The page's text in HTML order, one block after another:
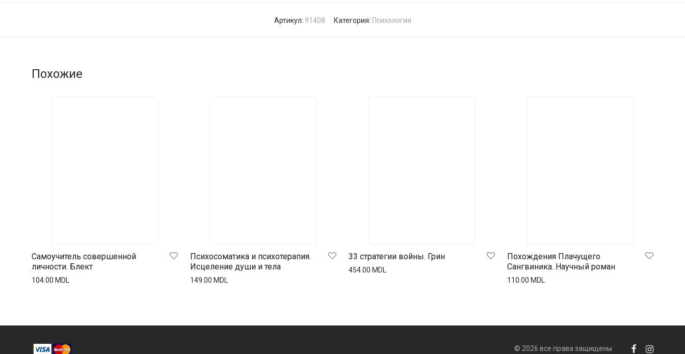
Артикул: 91408 Категория: Психология
Похожие
Самоучитель совершенной
личности. Блект
104.00 MDL
Психосоматика и психотерапия.
Исцеление души и тела
149.00 MDL
33 стратегии войны. Грин
454.00 MDL
Похождения Плачущего
Сангвиника. Научный роман
110.00 MDL
© 2026 все права защищены